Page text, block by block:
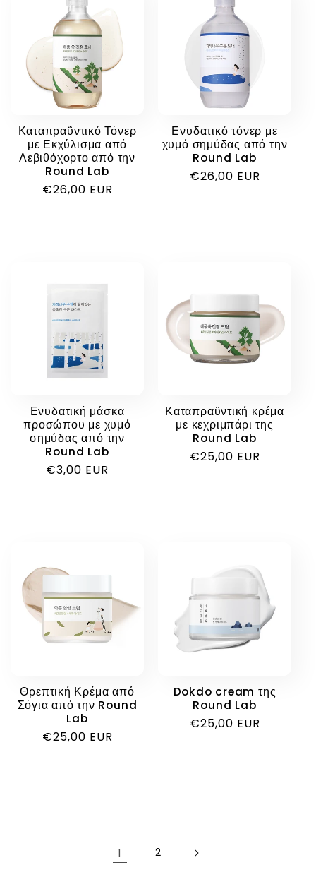
Καταπραΰντικό Τόνερ
με Εκχύλισμα από
Λεβιθόχορτο από την
Round Lab
Κανονική
€26,00 EUR
Ενυδατικό τόνερ με
χυμό σημύδας από την
Round Lab
Κανονική
€26,00 EUR
Ενυδατική μάσκα
προσώπου με χυμό
σημύδας από την
Round Lab
Κανονική
€3,00 EUR
Καταπραϋντική κρέμα
με κεχριμπάρι της
Round Lab
Κανονική
€25,00 EUR
Θρεπτική Κρέμα από
Σόγια από την Round
Lab
Κανονική
€25,00 EUR
Dokdo cream της
Round Lab
Κανονική
€25,00 EUR
1 2